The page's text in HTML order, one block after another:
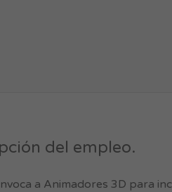
del empleo.
a Animadores 3D para